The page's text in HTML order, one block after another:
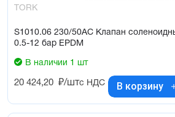
TORK
S1010.06 230/50AC Клапан
0.5-12 бар EPDM
В наличии 1 шт
20 424,20 ₽/штс НДС В корзину